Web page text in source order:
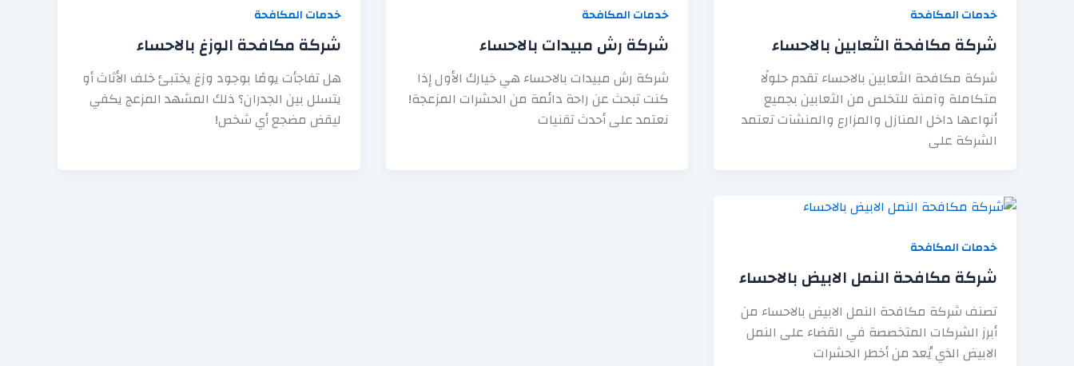
خدمات المكافحة
شركة مكافحة الثعابين بالاحساء
شركة مكافحة الثعابين بالاحساء تقدم حلولًا
متكاملة وآمنة للتخلص من الثعابين بجميع
أنواعها داخل المنازل والمزارع والمنشآت تعتمد
الشركة على
خدمات المكافحة
شركة رش مبيدات بالاحساء
شركة رش مبيدات بالاحساء هي خيارك الأول إذا
كنت تبحث عن راحة دائمة من الحشرات المزعجة!
نعتمد على أحدث تقنيات
خدمات المكافحة
شركة مكافحة الوزغ بالاحساء
هل تفاجأت يومًا بوجود وزغ يختبئ خلف الأثاث أو
يتسلل بين الجدران؟ ذلك المشهد المزعج يكفي
ليقض مضجع أي شخص!
خدمات المكافحة
شركة مكافحة النمل الابيض بالاحساء
تصنف شركة مكافحة النمل الابيض بالاحساء من
أبرز الشركات المتخصصة في القضاء على النمل
الابيض الذي يُعد من أخطر الحشرات